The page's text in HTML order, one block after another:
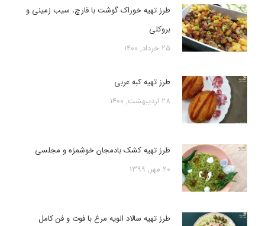
طرز تهیه خوراک گوشت با قارچ، سیب زمینی و
بروکلی
25 خرداد, 1400
طرز تهیه کبه عربی
28 اردیبهشت, 1400
طرز تهیه کشک بادمجان خوشمزه و مجلسی
20 مهر, 1399
طرز تهیه سالاد الویه مرغ با فوت و فن کامل